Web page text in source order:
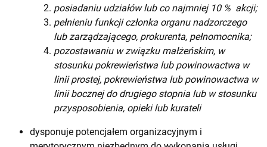
posiadaniu udziałów lub co najmniej 10 % akcji;
pełnieniu funkcji członka organu nadzorczego
lub zarządzającego, prokurenta, pełnomocnika;
pozostawaniu w związku małżeńskim, w
stosunku pokrewieństwa lub powinowactwa w
linii prostej, pokrewieństwa lub powinowactwa w
linii bocznej do drugiego stopnia lub w stosunku
przysposobienia, opieki lub kurateli
dysponuje potencjałem organizacyjnym i